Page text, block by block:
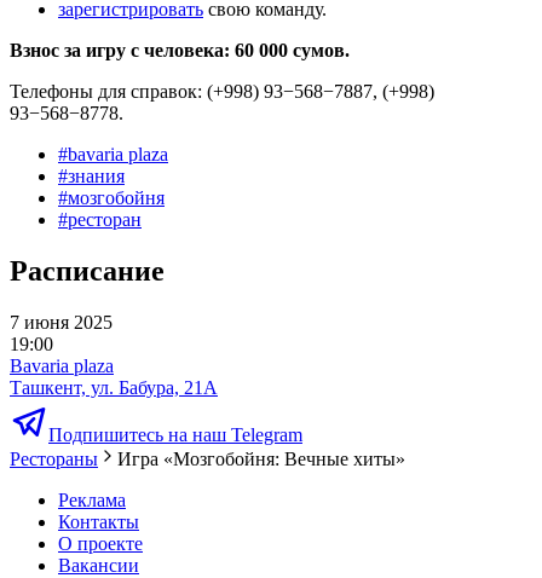
зарегистрировать свою команду.
Взнос за игру с человека: 60 000 сумов.
Телефоны для справок: (+998) 93−568−7887, (+998)
93−568−8778.
#bavaria plaza
#знания
#мозгобойня
#ресторан
Расписание
7 июня 2025
19:00
Bavaria plaza
Ташкент, ул. Бабура, 21А
Подпишитесь на наш Telegram
Рестораны
Игра «Мозгобойня: Вечные хиты»
Реклама
Контакты
О проекте
Вакансии